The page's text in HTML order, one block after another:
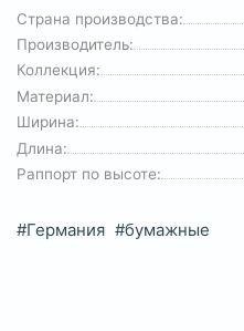
Страна производства:
Производитель:
Коллекция:
Материал:
Ширина:
Длина:
Раппорт по высоте:
#Германия #бумажные